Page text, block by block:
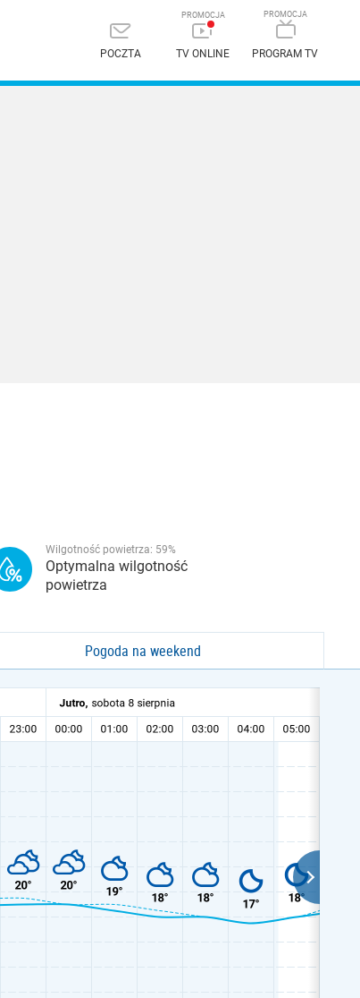
POCZTA TV ONLINE PROGRAM TV
Wilgotność powietrza: 59%
Optymalna wilgotność
powietrza
Pogoda na weekend